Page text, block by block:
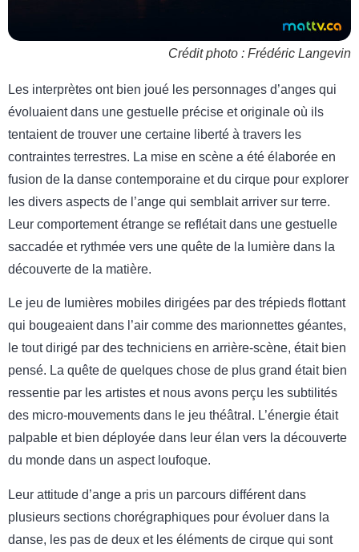
Crédit photo : Frédéric Langevin
Les interprètes ont bien joué les personnages d’anges qui
évoluaient dans une gestuelle précise et originale où ils
tentaient de trouver une certaine liberté à travers les
contraintes terrestres. La mise en scène a été élaborée en
fusion de la danse contemporaine et du cirque pour explorer
les divers aspects de l’ange qui semblait arriver sur terre.
Leur comportement étrange se reflétait dans une gestuelle
saccadée et rythmée vers une quête de la lumière dans la
découverte de la matière.
Le jeu de lumières mobiles dirigées par des trépieds flottant
qui bougeaient dans l’air comme des marionnettes géantes,
le tout dirigé par des techniciens en arrière-scène, était bien
pensé. La quête de quelques chose de plus grand était bien
ressentie par les artistes et nous avons perçu les subtilités
des micro-mouvements dans le jeu théâtral. L’énergie était
palpable et bien déployée dans leur élan vers la découverte
du monde dans un aspect loufoque.
Leur attitude d’ange a pris un parcours différent dans
plusieurs sections chorégraphiques pour évoluer dans la
danse, les pas de deux et les éléments de cirque qui sont